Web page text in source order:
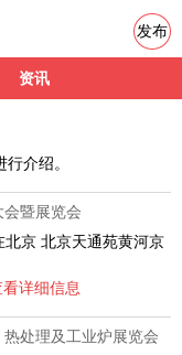
资讯
发布
介绍。
暨展览会
京 北京天通苑黄河京
详细信息
处理及工业炉展览会